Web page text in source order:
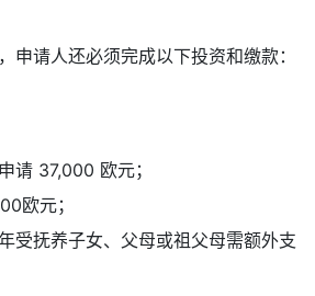
申请人还必须完成以下投资和缴款：
请 37,000 欧元；
欧元；
受抚养子女、父母或祖父母需额外支